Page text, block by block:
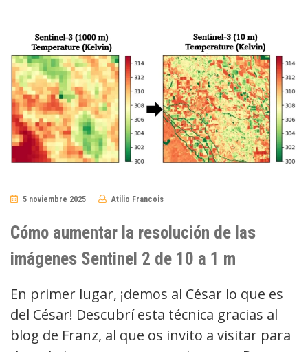
5 noviembre 2025 Atilio Francois
Cómo aumentar la resolución de las
imágenes Sentinel 2 de 10 a 1 m
En primer lugar, ¡demos al César lo que es
del César! Descubrí esta técnica gracias al
blog de Franz, al que os invito a visitar para